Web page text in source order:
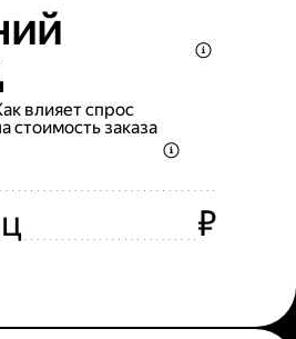
влияет спрос
стоимость заказа
₽